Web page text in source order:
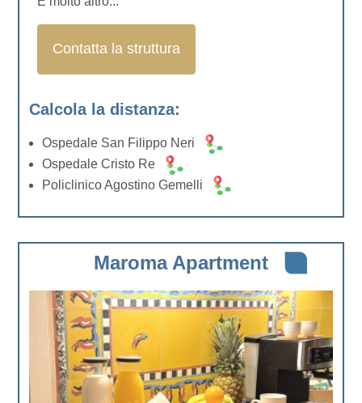
Contatta la struttura
Calcola la distanza:
Ospedale San Filippo Neri
Ospedale Cristo Re
Policlinico Agostino Gemelli
Maroma Apartment